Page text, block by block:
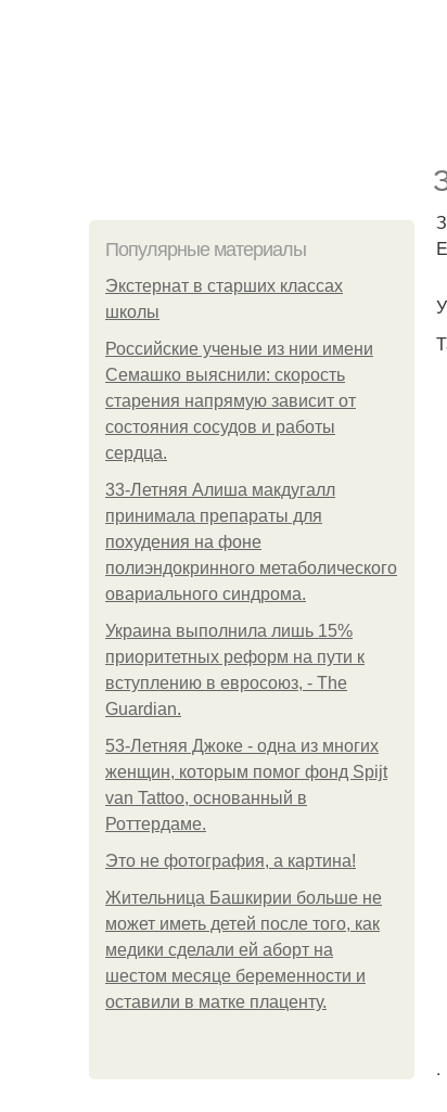
Популярные материалы
Экстернат в старших классах
школы
Российские ученые из нии имени
Семашко выяснили: скорость
старения напрямую зависит от
состояния сосудов и работы
сердца.
33-Летняя Алиша макдугалл
принимала препараты для
похудения на фоне
полиэндокринного метаболического
овариального синдрома.
Украина выполнила лишь 15%
приоритетных реформ на пути к
вступлению в евросоюз, - The
Guardian.
53-Летняя Джоке - одна из многих
женщин, которым помог фонд Spijt
van Tattoo, основанный в
Роттердаме.
Это не фотография, а картина!
Жительница Башкирии больше не
может иметь детей после того, как
медики сделали ей аборт на
шестом месяце беременности и
оставили в матке плаценту.
.